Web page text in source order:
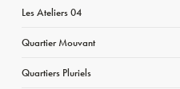
Les Ateliers 04
Quartier Mouvant
Quartiers Pluriels